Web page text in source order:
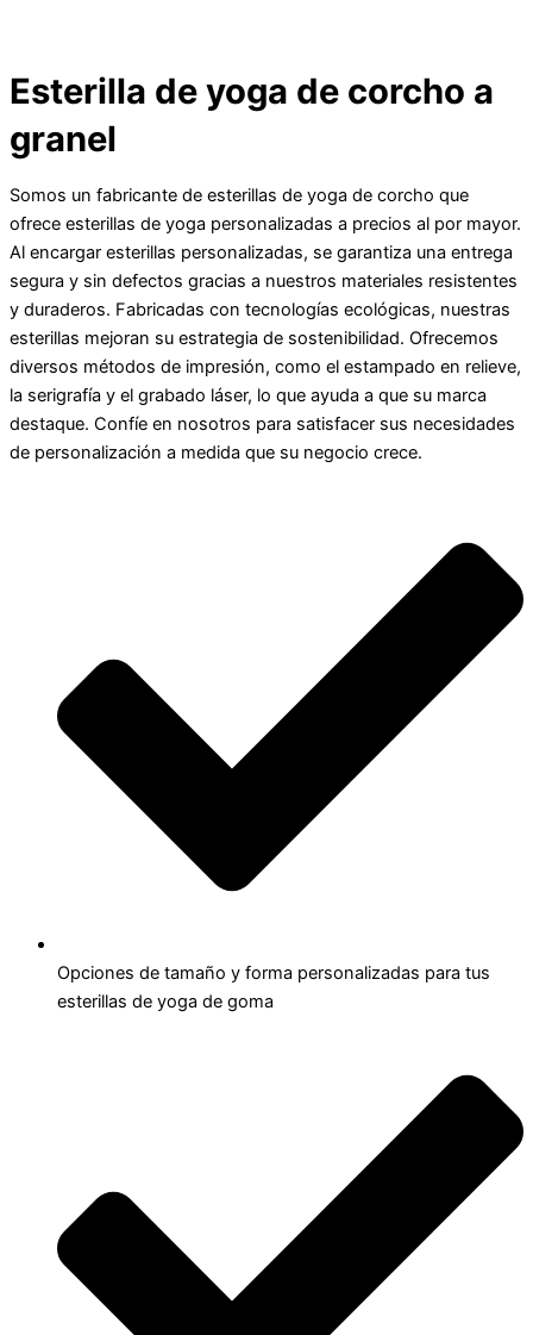
Esterilla de yoga de corcho a
granel
Somos un fabricante de esterillas de yoga de corcho que
ofrece esterillas de yoga personalizadas a precios al por mayor.
Al encargar esterillas personalizadas, se garantiza una entrega
segura y sin defectos gracias a nuestros materiales resistentes
y duraderos. Fabricadas con tecnologías ecológicas, nuestras
esterillas mejoran su estrategia de sostenibilidad. Ofrecemos
diversos métodos de impresión, como el estampado en relieve,
la serigrafía y el grabado láser, lo que ayuda a que su marca
destaque. Confíe en nosotros para satisfacer sus necesidades
de personalización a medida que su negocio crece.
Opciones de tamaño y forma personalizadas para tus
esterillas de yoga de goma